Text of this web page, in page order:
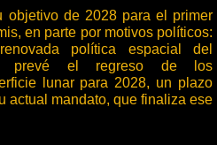
objetivo de 2028 para el primer
en parte por motivos políticos:
política espacial del
prevé el regreso de los
lunar para 2028, un plazo
actual mandato, que finaliza ese